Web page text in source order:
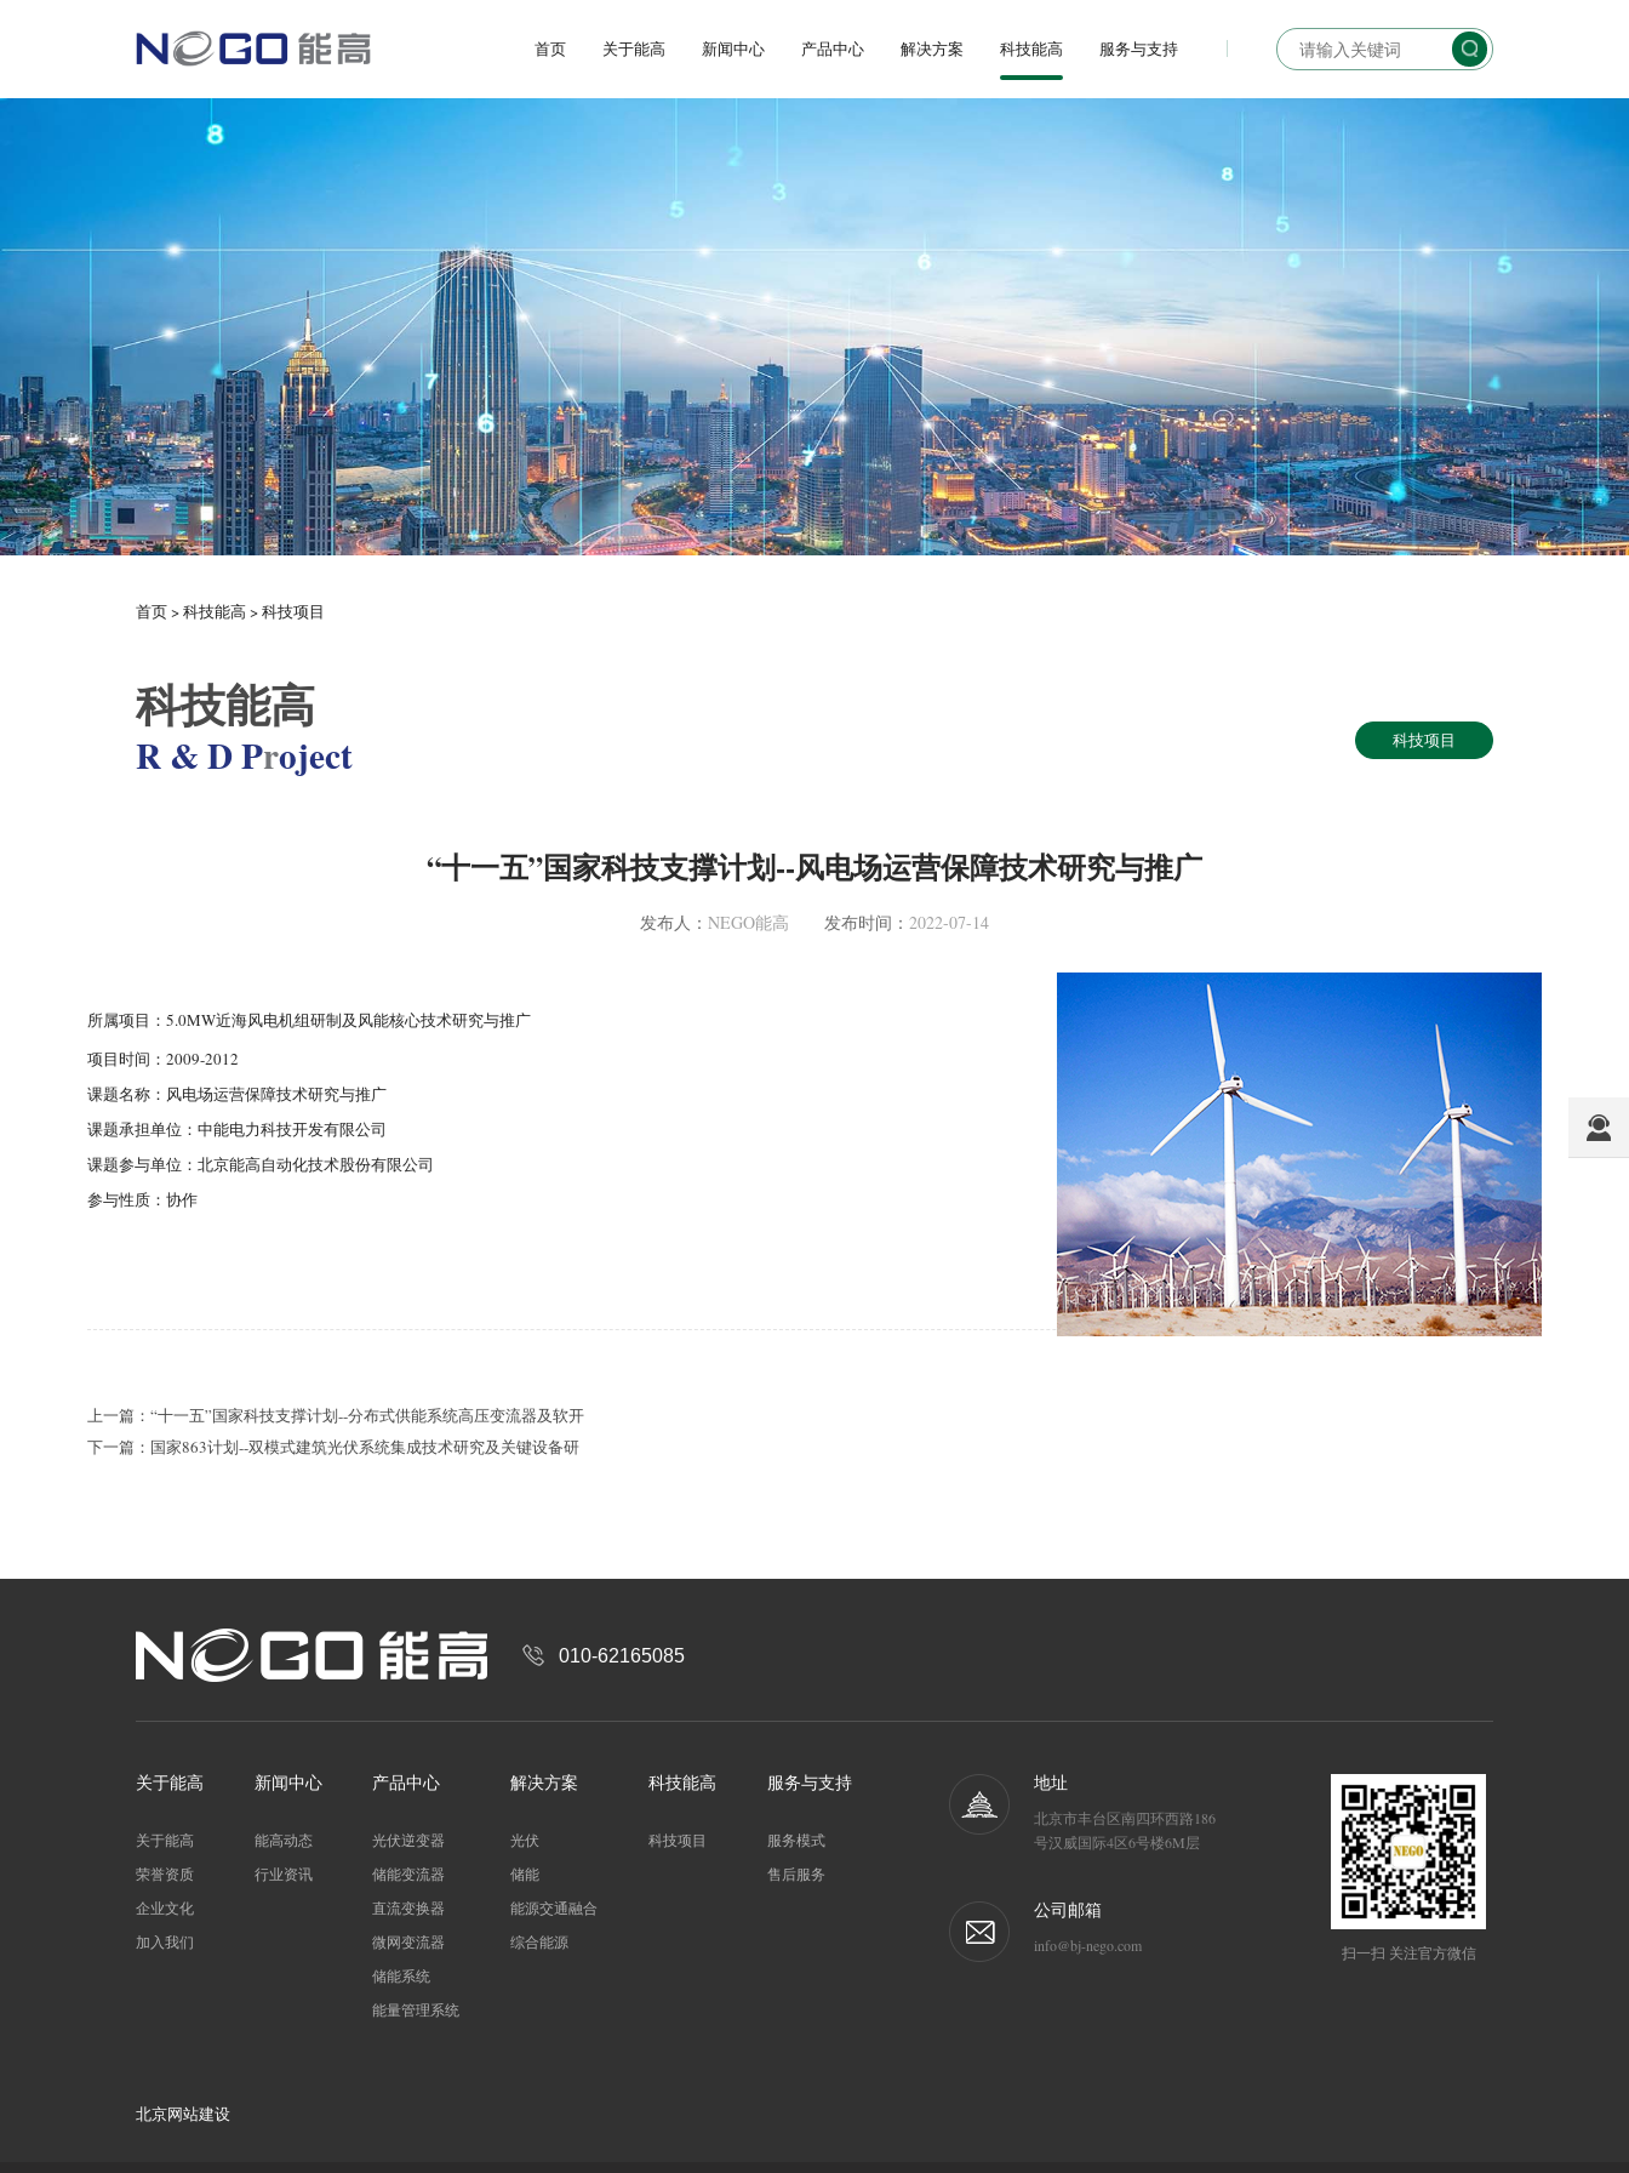
首页 关于能高 新闻中心 产品中心 解决方案 科技能高 服务与支持
首页>科技能高>科技项目
科技能高
R & D Project 科技项目
“十一五”国家科技支撑计划--风电场运营保障技术研究与推广
发布人： NEGO能高 发布时间： 2022-07-14
所属项目：5.0MW近海风电机组研制及风能核心技术研究与推广
项目时间：2009-2012
课题名称：风电场运营保障技术研究与推广
课题承担单位：中能电力科技开发有限公司
课题参与单位：北京能高自动化技术股份有限公司
参与性质：协作
上一篇：“十一五”国家科技支撑计划--分布式供能系统高压变流器及软开
下一篇：国家863计划--双模式建筑光伏系统集成技术研究及关键设备研
010-62165085
关于能高
关于能高
荣誉资质
企业文化
加入我们
新闻中心
能高动态
行业资讯
产品中心
光伏逆变器
储能变流器
直流变换器
微网变流器
储能系统
能量管理系统
解决方案
光伏
储能
能源交通融合
综合能源
科技能高
科技项目
服务与支持
服务模式
售后服务
地址
北京市丰台区南四环西路186
号汉威国际4区6号楼6M层
公司邮箱
info@bj-nego.com 扫一扫 关注官方微信
北京网站建设